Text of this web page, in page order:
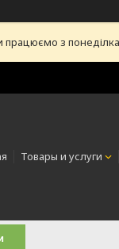
з
Товары и услуги